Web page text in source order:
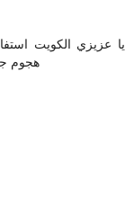
يا عزيزي الكويت
هجوم